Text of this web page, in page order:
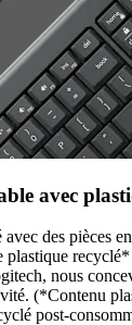
avec
des pièces
nous
(*Contenu
post-